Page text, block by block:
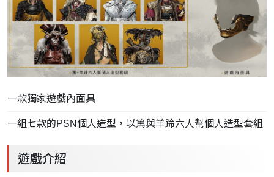
一款獨家遊戲內面具
一組七款的PSN個人造型，以篤與羊蹄六人幫個人造型套組
遊戲介紹